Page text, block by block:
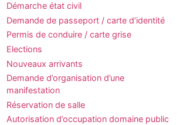
Démarche état civil
Demande de passeport / carte d’identité
Permis de conduire / carte grise
Elections
Nouveaux arrivants
Demande d’organisation d’une
manifestation
Réservation de salle
Autorisation d’occupation domaine public